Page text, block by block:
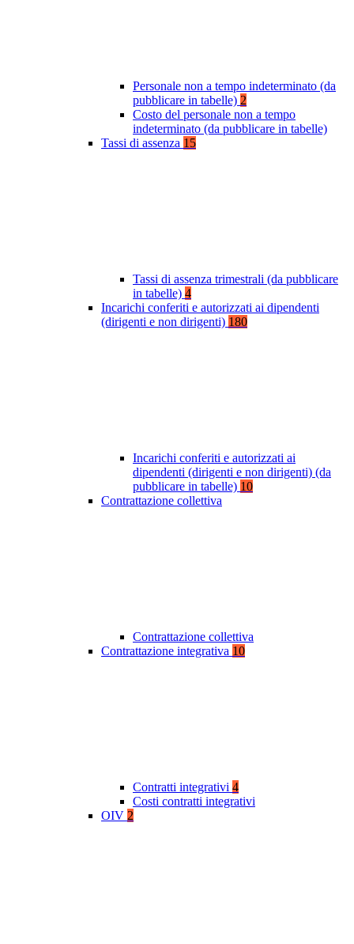
Personale non a tempo indeterminato (da
pubblicare in tabelle) 2
Costo del personale non a tempo
indeterminato (da pubblicare in tabelle)
Tassi di assenza 15
Tassi di assenza trimestrali (da pubblicare
in tabelle) 4
Incarichi conferiti e autorizzati ai dipendenti
(dirigenti e non dirigenti) 180
Incarichi conferiti e autorizzati ai
dipendenti (dirigenti e non dirigenti) (da
pubblicare in tabelle) 10
Contrattazione collettiva
Contrattazione collettiva
Contrattazione integrativa 10
Contratti integrativi 4
Costi contratti integrativi
OIV 2